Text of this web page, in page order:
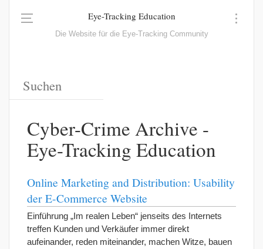
Eye-Tracking Education
Die Website für die Eye-Tracking Community
Cyber-Crime Archive -
Eye-Tracking Education
Online Marketing and Distribution: Usability
der E-Commerce Website
Einführung „Im realen Leben“ jenseits des Internets
treffen Kunden und Verkäufer immer direkt
aufeinander, reden miteinander, machen Witze, bauen